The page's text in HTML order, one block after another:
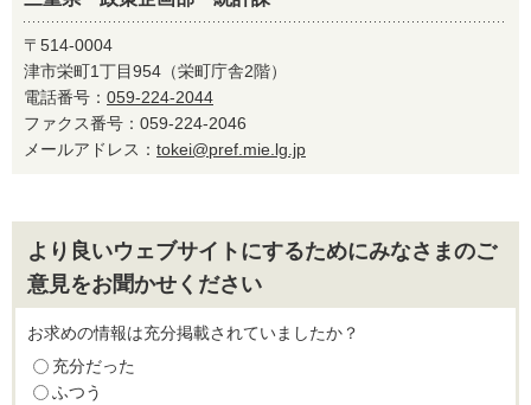
〒514-0004
津市栄町1丁目954（栄町庁舎2階）
電話番号： 059-224-2044
ファクス番号：059-224-2046
メールアドレス： tokei@pref.mie.lg.jp
より良いウェブサイトにするためにみなさまのご
意見をお聞かせください
お求めの情報は充分掲載されていましたか？
充分だった
ふつう